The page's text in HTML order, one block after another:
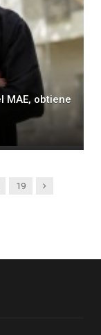
MAE, obtiene
19 Next